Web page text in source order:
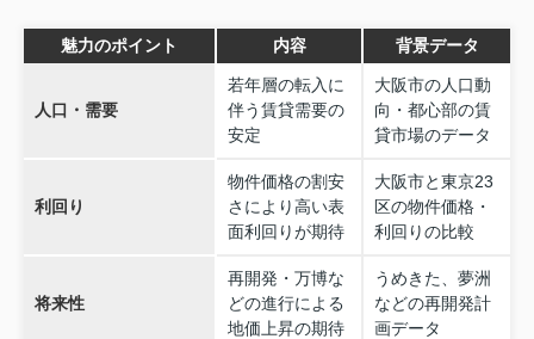
魅力のポイント 内容 背景データ
人口・需要
若年層の転入に
伴う賃貸需要の
安定
大阪市の人口動
向・都心部の賃
貸市場のデータ
利回り
物件価格の割安
さにより高い表
面利回りが期待
大阪市と東京23
区の物件価格・
利回りの比較
将来性
再開発・万博な
どの進行による
地価上昇の期待
うめきた、夢洲
などの再開発計
画データ